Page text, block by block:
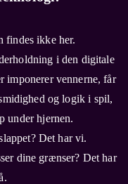
findes ikke her.
i den digitale
imponerer vennerne, får
og logik i spil,
under hjernen.
Det har vi.
dine grænser? Det har